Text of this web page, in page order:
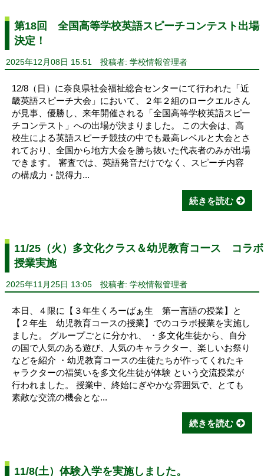
第18回 全国高等学校英語スピーチコンテスト出場
決定！
2025年12月08日 15:51 投稿者: 学校情報管理者
12/8（日）に奈良県社会福祉総合センターにて行われた「近
畿英語スピーチ大会」において、２年２組のロークエルさん
が見事、優勝し、来年開催される「全国高等学校英語スピー
チコンテスト」への出場が決まりました。 この大会は、高
校生による英語スピーチ競技の中でも最高レベルと大会とさ
れており、全国から地方大会を勝ち抜いた代表者のみが出場
できます。 審査では、英語発音だけでなく、スピーチ内容
の構成力・説得力...
続きを読む
11/25（火）多文化クラス＆幼児教育コース コラボ
授業実施
2025年11月25日 13:05 投稿者: 学校情報管理者
本日、４限に【３年生くろーばぁ生 第一言語の授業】と
【２年生 幼児教育コースの授業】でのコラボ授業を実施し
ました。 グループごとに分かれ、 ・多文化生徒から、自分
の国で人気のある遊び、人気のキャラクター、楽しいお祭り
などを紹介 ・幼児教育コースの生徒たちが作ってくれたキ
ャラクターの福笑いを多文化生徒が体験 という交流授業が
行われました。 授業中、終始にぎやかな雰囲気で、とても
素敵な交流の機会とな...
続きを読む
11/8(土）体験入学を実施しました。